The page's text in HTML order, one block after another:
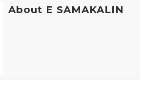
About E SAMAKALIN